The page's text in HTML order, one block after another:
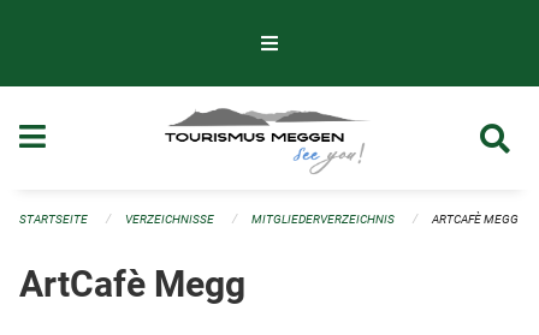
STARTSEITE VERZEICHNISSE MITGLIEDERVERZEICHNIS ARTCAFÈ MEGG
ArtCafè Megg